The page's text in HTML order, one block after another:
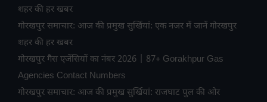
शहर की हर खबर
गोरखपुर समाचार: आज की प्रमुख सुर्खियां: एक नजर में जानें गोरखपुर
शहर की हर खबर
गोरखपुर गैस एजेंसियों का नंबर 2026 | 87+ Gorakhpur Gas
Agencies Contact Numbers
गोरखपुर समाचार: आज की प्रमुख सुर्खियां: राजघाट पुल की ओर